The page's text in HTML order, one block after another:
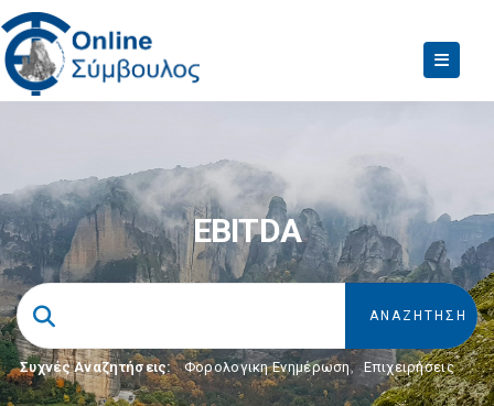
EBITDA
Συχνές Αναζητήσεις: Φορολογικη Ενημέρωση, Επιχειρήσεις